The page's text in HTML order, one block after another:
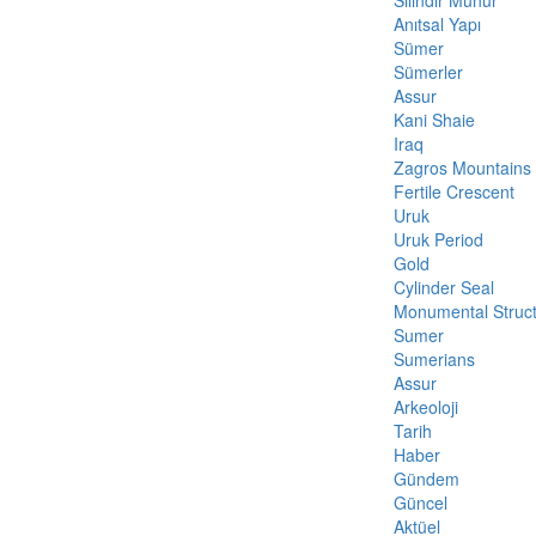
Anıtsal Yapı
Sümer
Sümerler
Assur
Kani Shaie
Iraq
Zagros Mountains
Fertile Crescent
Uruk
Uruk Period
Gold
Cylinder Seal
Monumental
Sumer
Sumerians
Assur
Arkeoloji
Tarih
Haber
Gündem
Güncel
Aktüel